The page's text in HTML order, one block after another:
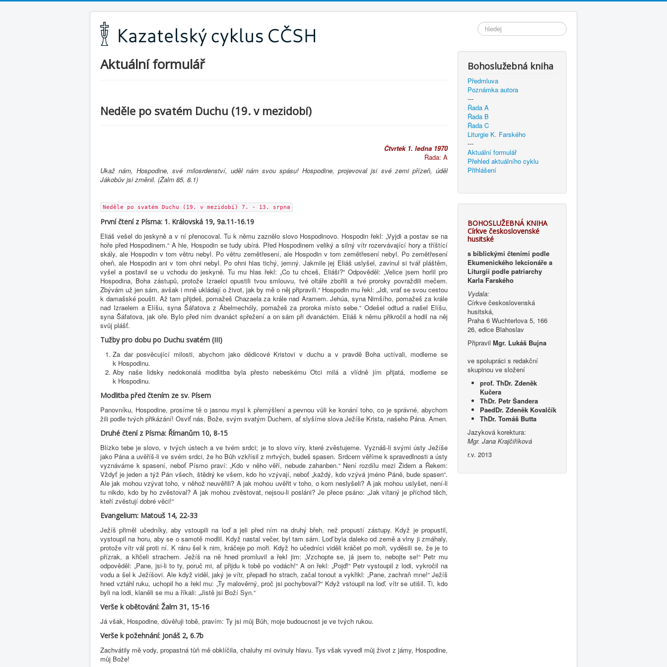
Vyhledávání...
Aktuální formulář
Neděle po svatém Duchu (19. v mezidobí)
Čtvrtek 1. ledna 1970
Řada: A
Ukaž nám, Hospodine, své milosrdenství, uděl nám svou spásu! Hospodine, projevoval jsi své zemi přízeň, úděl
Jákobův jsi změnil. (Žalm 85, 8.1)
Neděle po svatém Duchu (19. v mezidobí) 7. - 13. srpna
První čtení z Písma: 1. Královská 19, 9a.11-16.19
Eliáš vešel do jeskyně a v ní přenocoval. Tu k němu zaznělo slovo Hospodinovo. Hospodin řekl: „Vyjdi a postav se na
hoře před Hospodinem.“ A hle, Hospodin se tudy ubírá. Před Hospodinem veliký a silný vítr rozervávající hory a tříštící
skály, ale Hospodin v tom větru nebyl. Po větru zemětřesení, ale Hospodin v tom zemětřesení nebyl. Po zemětřesení
oheň, ale Hospodin ani v tom ohni nebyl. Po ohni hlas tichý, jemný. Jakmile jej Eliáš uslyšel, zavinul si tvář pláštěm,
vyšel a postavil se u vchodu do jeskyně. Tu mu hlas řekl: „Co tu chceš, Eliáši?“ Odpověděl: „Velice jsem horlil pro
Hospodina, Boha zástupů, protože Izraelci opustili tvou smlouvu, tvé oltáře zbořili a tvé proroky povraždili mečem.
Zbývám už jen sám, avšak i mně ukládají o život, jak by mě o něj připravili.“ Hospodin mu řekl: „Jdi, vrať se svou cestou
k damašské poušti. Až tam přijdeš, pomažeš Chazaela za krále nad Aramem. Jehúa, syna Nimšího, pomažeš za krále
nad Izraelem a Elíšu, syna Šáfatova z Ábelmechóly, pomažeš za proroka místo sebe.“ Odešel odtud a našel Elíšu,
syna Šáfatova, jak oře. Bylo před ním dvanáct spřežení a on sám při dvanáctém. Eliáš k němu přikročil a hodil na něj
svůj plášť.
Tužby pro dobu po Duchu svatém (III)
Za dar posvěcující milosti, abychom jako dědicové Kristovi v duchu a v pravdě Boha uctívali, modleme se
k Hospodinu.
Aby naše lidsky nedokonalá modlitba byla přesto nebeskému Otci milá a vlídně jím přijatá, modleme se
k Hospodinu.
Modlitba před čtením ze sv. Písem
Panovníku, Hospodine, prosíme tě o jasnou mysl k přemýšlení a pevnou vůli ke konání toho, co je správné, abychom
žili podle tvých přikázání! Osviť nás, Bože, svým svatým Duchem, ať slyšíme slova Ježíše Krista, našeho Pána. Amen.
Druhé čtení z Písma: Římanům 10, 8-15
Blízko tebe je slovo, v tvých ústech a ve tvém srdci; je to slovo víry, které zvěstujeme. Vyznáš-li svými ústy Ježíše
jako Pána a uvěříš-li ve svém srdci, že ho Bůh vzkřísil z mrtvých, budeš spasen. Srdcem věříme k spravedlnosti a ústy
vyznáváme k spasení, neboť Písmo praví: „Kdo v něho věří, nebude zahanben.“ Není rozdílu mezi Židem a Řekem:
Vždyť je jeden a týž Pán všech, štědrý ke všem, kdo ho vzývají, neboť „každý, kdo vzývá jméno Páně, bude spasen“.
Ale jak mohou vzývat toho, v něhož neuvěřili? A jak mohou uvěřit v toho, o kom neslyšeli? A jak mohou uslyšet, není-li
tu nikdo, kdo by ho zvěstoval? A jak mohou zvěstovat, nejsou-li posláni? Je přece psáno: „Jak vítaný je příchod těch,
kteří zvěstují dobré věci!“
Evangelium: Matouš 14, 22-33
Ježíš přiměl učedníky, aby vstoupili na loď a jeli před ním na druhý břeh, než propustí zástupy. Když je propustil,
vystoupil na horu, aby se o samotě modlil. Když nastal večer, byl tam sám. Loď byla daleko od země a vlny ji zmáhaly,
protože vítr vál proti ní. K ránu šel k nim, kráčeje po moři. Když ho učedníci viděli kráčet po moři, vyděsili se, že je to
přízrak, a křičeli strachem. Ježíš na ně hned promluvil a řekl jim: „Vzchopte se, já jsem to, nebojte se!“ Petr mu
odpověděl: „Pane, jsi-li to ty, poruč mi, ať přijdu k tobě po vodách!“ A on řekl: „Pojď!“ Petr vystoupil z lodi, vykročil na
vodu a šel k Ježíšovi. Ale když viděl, jaký je vítr, přepadl ho strach, začal tonout a vykřikl: „Pane, zachraň mne!“ Ježíš
hned vztáhl ruku, uchopil ho a řekl mu: „Ty malověrný, proč jsi pochyboval?“ Když vstoupil na loď, vítr se utišil. Ti, kdo
byli na lodi, klaněli se mu a říkali: „Jistě jsi Boží Syn.“
Verše k obětování: Žalm 31, 15-16
Já však, Hospodine, důvěřuji tobě, pravím: Ty jsi můj Bůh, moje budoucnost je ve tvých rukou.
Verše k požehnání: Jonáš 2, 6.7b
Zachvátily mě vody, propastná tůň mě obklíčila, chaluhy mi ovinuly hlavu. Tys však vyvedl můj život z jámy, Hospodine,
můj Bože!
Bohoslužebná kniha
Předmluva
Poznámka autora
---
Řada A
Řada B
Řada C
Liturgie K. Farského
---
Aktuální formulář
Přehled aktuálního cyklu
Přihlášení
BOHOSLUŽEBNÁ KNIHA
Církve československé
husitské
s biblickými čteními podle
Ekumenického lekcionáře a
Liturgií podle patriarchy
Karla Farského
Vydala:
Církve československá
husitská,
Praha 6 Wuchterlova 5, 166
26, edice Blahoslav
Připravil Mgr. Lukáš Bujna
ve spolupráci s redakční
skupinou ve složení
prof. ThDr. Zdeněk
Kučera
ThDr. Petr Šandera
PaedDr. Zdeněk Kovalčík
ThDr. Tomáš Butta
Jazyková korektura:
Mgr. Jana Krajčiříková
r.v. 2013